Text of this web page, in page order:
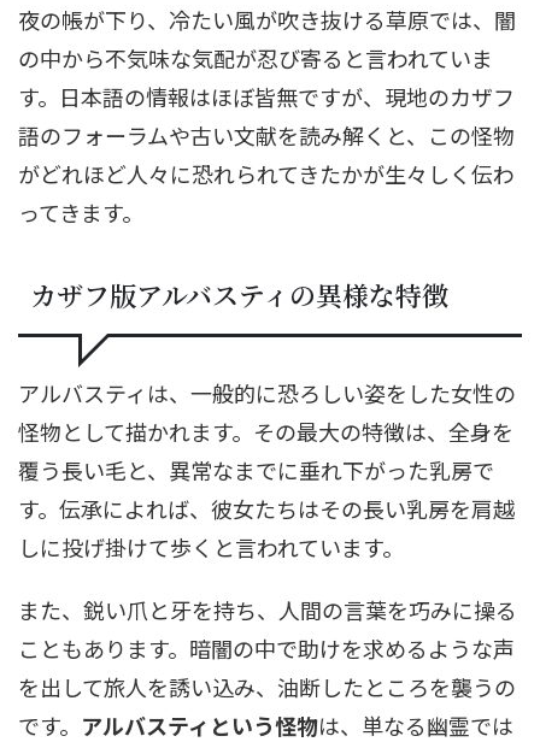
夜の帳が下り、冷たい風が吹き抜ける草原では、闇
の中から不気味な気配が忍び寄ると言われていま
す。日本語の情報はほぼ皆無ですが、現地のカザフ
語のフォーラムや古い文献を読み解くと、この怪物
がどれほど人々に恐れられてきたかが生々しく伝わ
ってきます。
カザフ版アルバスティの異様な特徴
アルバスティは、一般的に恐ろしい姿をした女性の
怪物として描かれます。その最大の特徴は、全身を
覆う長い毛と、異常なまでに垂れ下がった乳房で
す。伝承によれば、彼女たちはその長い乳房を肩越
しに投げ掛けて歩くと言われています。
また、鋭い爪と牙を持ち、人間の言葉を巧みに操る
こともあります。暗闇の中で助けを求めるような声
を出して旅人を誘い込み、油断したところを襲うの
です。 アルバスティという怪物は、単なる幽霊では